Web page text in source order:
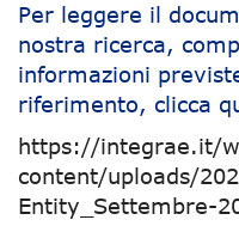
Per leggere il
nostra ricerca,
informazioni
riferimento, clicca
https://integrae.it/
content/uploads/
Entity_Settembre-